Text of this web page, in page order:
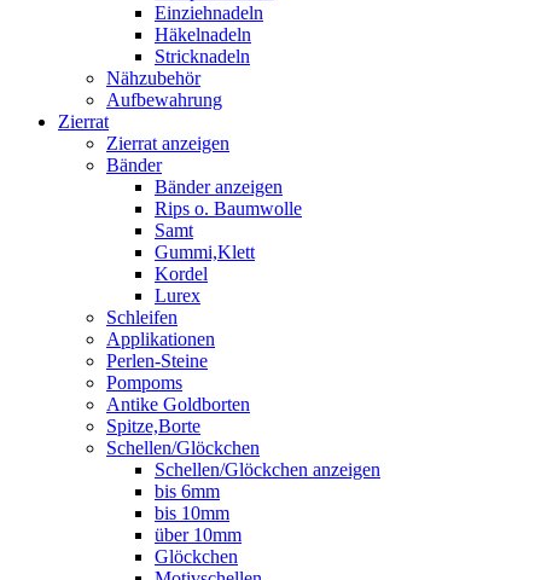
Einziehnadeln
Häkelnadeln
Stricknadeln
Nähzubehör
Aufbewahrung
Zierrat
Zierrat anzeigen
Bänder
Bänder anzeigen
Rips o. Baumwolle
Samt
Gummi,Klett
Kordel
Lurex
Schleifen
Applikationen
Perlen-Steine
Pompoms
Antike Goldborten
Spitze,Borte
Schellen/Glöckchen
Schellen/Glöckchen anzeigen
bis 6mm
bis 10mm
über 10mm
Glöckchen